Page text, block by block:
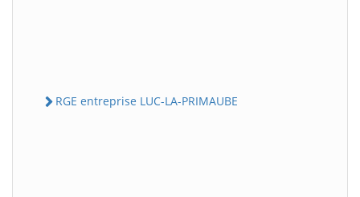
RGE entreprise LUC-LA-PRIMAUBE